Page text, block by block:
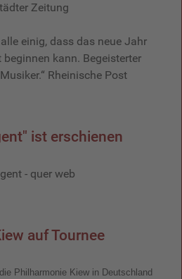
Zeitung
einig, dass das neue Jahr
kann. Begeisterter
Rheinische Post
ist erschienen
auf Tournee
Philharmonie Kiew in Deutschland